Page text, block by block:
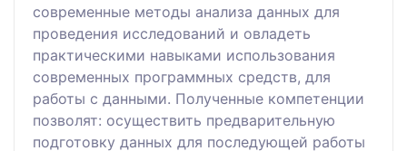
современные методы анализа данных для
проведения исследований и овладеть
практическими навыками использования
современных программных средств, для
работы с данными. Полученные компетенции
позволят: осуществить предварительную
подготовку данных для последующей работы